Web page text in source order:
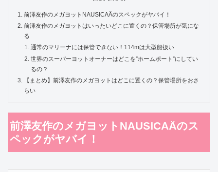
前澤友作のメガヨットNAUSICAÄのスペックがヤバイ！
前澤友作のメガヨットはいったいどこに置くの？保管場所が気にな
る
通常のマリーナには保管できない！114mは大型船扱い
世界のスーパーヨットオーナーはどこを”ホームポート”にしてい
るの？
【まとめ】前澤友作のメガヨットはどこに置くの？保管場所をおさ
らい
前澤友作のメガヨットNAUSICAÄのス
ペックがヤバイ！